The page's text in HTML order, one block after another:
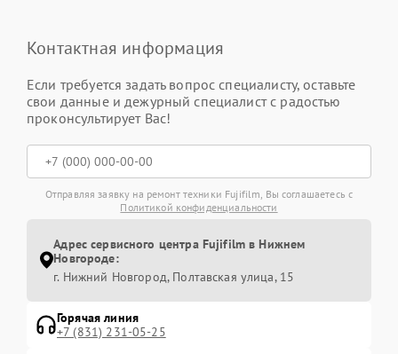
Контактная информация
Если требуется задать вопрос специалисту, оставьте
свои данные и дежурный специалист с радостью
проконсультирует Вас!
Отправляя заявку на ремонт техники Fujifilm, Вы соглашаетесь с
Политикой конфиденциальности
Адрес сервисного центра Fujifilm в Нижнем
Новгороде:
г. Нижний Новгород, Полтавская улица, 15
Горячая линия
+7 (831) 231-05-25